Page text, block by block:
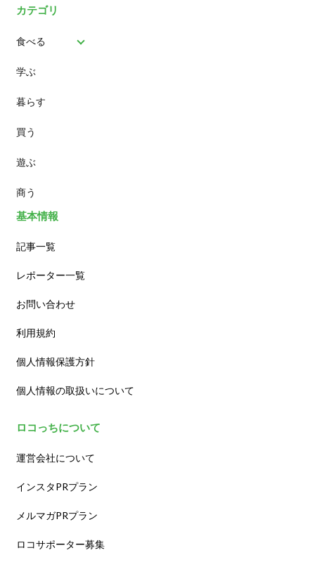
カテゴリ
食べる
パン
スイーツ
ランチ
カフェ
学ぶ
暮らす
買う
遊ぶ
商う
基本情報
記事一覧
レポーター一覧
お問い合わせ
利用規約
個人情報保護方針
個人情報の取扱いについて
ロコっちについて
運営会社について
インスタPRプラン
メルマガPRプラン
ロコサポーター募集